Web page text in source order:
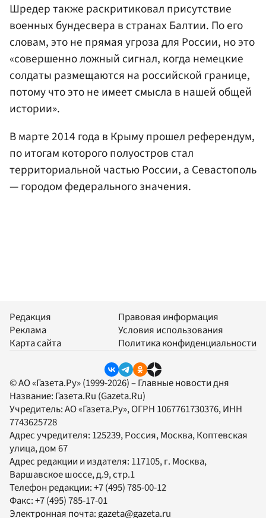
Шредер также раскритиковал присутствие
военных бундесвера в странах Балтии. По его
словам, это не прямая угроза для России, но это
«совершенно ложный сигнал, когда немецкие
солдаты размещаются на российской границе,
потому что это не имеет смысла в нашей общей
истории».
В марте 2014 года в Крыму прошел референдум,
по итогам которого полуостров стал
территориальной частью России, а Севастополь
— городом федерального значения.
Редакция
Реклама
Карта сайта
Правовая информация
Условия использования
Политика конфиденциальности
© АО «Газета.Ру» (1999-2026) – Главные новости дня
Название: Газета.Ru (Gazeta.Ru)
Учредитель:АО «Газета.Ру», ОГРН 1067761730376, ИНН
7743625728
Адрес учредителя: 125239, Россия, Москва, Коптевская
улица, дом 67
Адрес редакции и издателя: 117105, г. Москва,
Варшавское шоссе, д.9, стр.1
Телефон редакции:+7 (495) 785-00-12
Факс:+7 (495) 785-17-01
Электронная почта: gazeta@gazeta.ru